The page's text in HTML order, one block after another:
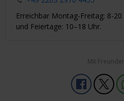
Erreichbar Montag-Freitag: 8-
und Feiertage: 10–18 Uhr.
Mit